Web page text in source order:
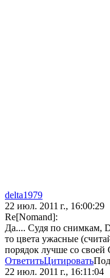
delta1979
22 июл. 2011 г., 16:00:29
Re[Nomand]:
Да.... Судя по снимкам,
то цвета ужасные
порядок лучше со своей
ОтветитьЦитировать
22 июл. 2011 г., 16:11:04